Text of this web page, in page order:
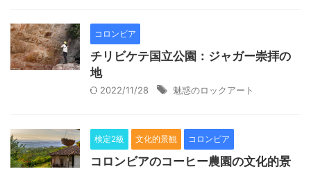
コロンビア
チリビケテ国立公園：ジャガー崇拝の
地
2022/11/28 魅惑のロックアート
検定2級 文化的景観 コロンビア
コロンビアのコーヒー農園の文化的景